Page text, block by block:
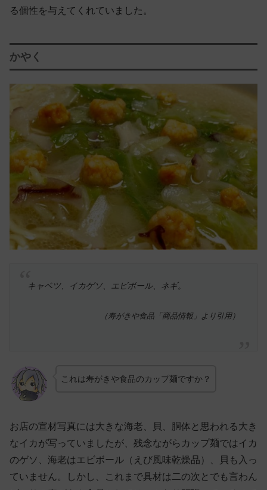
る個性を与えてくれていました。
かやく
キャベツ、イカゲソ、エビボール、ネギ。
（寿がきや食品「商品情報」より引用）
これは寿がきや食品のカップ麺ですか？
お店の宣材写真には大きな海老、貝、胴体と思われる大き
なイカが写っていましたが、残念ながらカップ麺ではイカ
のゲソ、海老はエビボール（えび風味乾燥品）、貝も入っ
ていません。しかし、これまで具材は二の次とでも言わん